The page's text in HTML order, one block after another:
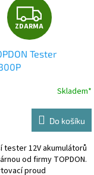
Z
D
A
R
M
A
ZDARMA
Tester
Skladem*
Do košíku
tester 12V akumulátorů
od firmy TOPDON.
proud